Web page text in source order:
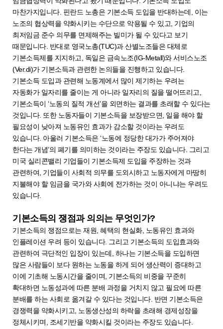
마찬가지입니다. 핀란드 노총은 기본소득 도입을 반대하는데, 이는
노조의 협상력을 약화시키는 수단으로 악용될 수 있고, 기업의
최저임금 준수 의무를 면제해주는 빌미가 될 수 있다고 보기
때문입니다. 반대로 영국노총(TUC)과 산별노조들은 대체로
기본소득제를 지지하고, 독일은 금속노조(IG-Metall)와 서비스노조
(Ver.di)가 기본소득과 관련한 논의들을 진행하고 있습니다.
기본소득 도입과 관련해 노동계에서 많이 제기하는 우려는
자동화가 일자리를 줄이는 게 아니라 일자리의 질을 떨어뜨리고,
기본소득이 ‘노동의 질적 개선’을 외면하는 결과를 초래할 수 있다는
것입니다. 또한 노동자들이 기본소득을 보장받으면, 일을 해야 할
필요성이 낮아져 노동유인 효과가 감소할 것이라는 우려도
있습니다. 아울러 기본소득은 ‘노동에 정당한 대가가 주어져야
한다는 개념’의 폐기를 의미하는 것이라는 주장도 있습니다. 그리고
미국 실리콘밸리 기업들이 기본소득제 도입을 주장하는 것과
관련하여, 기업들이 사회적 의무를 도외시하고 노동자에게 마땅히
지불해야 할 임금을 국가와 사회에 전가하는 것이 아니냐는 우려도
있습니다.
기본소득의 쟁점과 의의는 무엇인가?
기본소득의 쟁점으로는 재원, 혜택의 현실화, 노동유인 효과와
인플레이션 우려 등이 있습니다. 그리고 기본소득의 도입효과와
관련하여 극단적인 입장이 있는데, 하나는 기본소득을 도입하면
많은 사람들이 보다 원하는 노동을 하게 되어 생산력이 증대하고
이에 기초해 노동시간을 줄이며, 기본소득의 비중을 꾸준히
확대하면 노동성과에 따른 분배 과정을 거치지 않고 필요에 따른
분배를 하는 사회로 옮겨갈 수 있다는 것입니다. 반면 기본소득은
경쟁력을 약화시키고, 노동생산성의 하락을 초래해 경제성장을
정체시키며, 조세기반을 약화시킬 것이라는 주장도 있습니다.